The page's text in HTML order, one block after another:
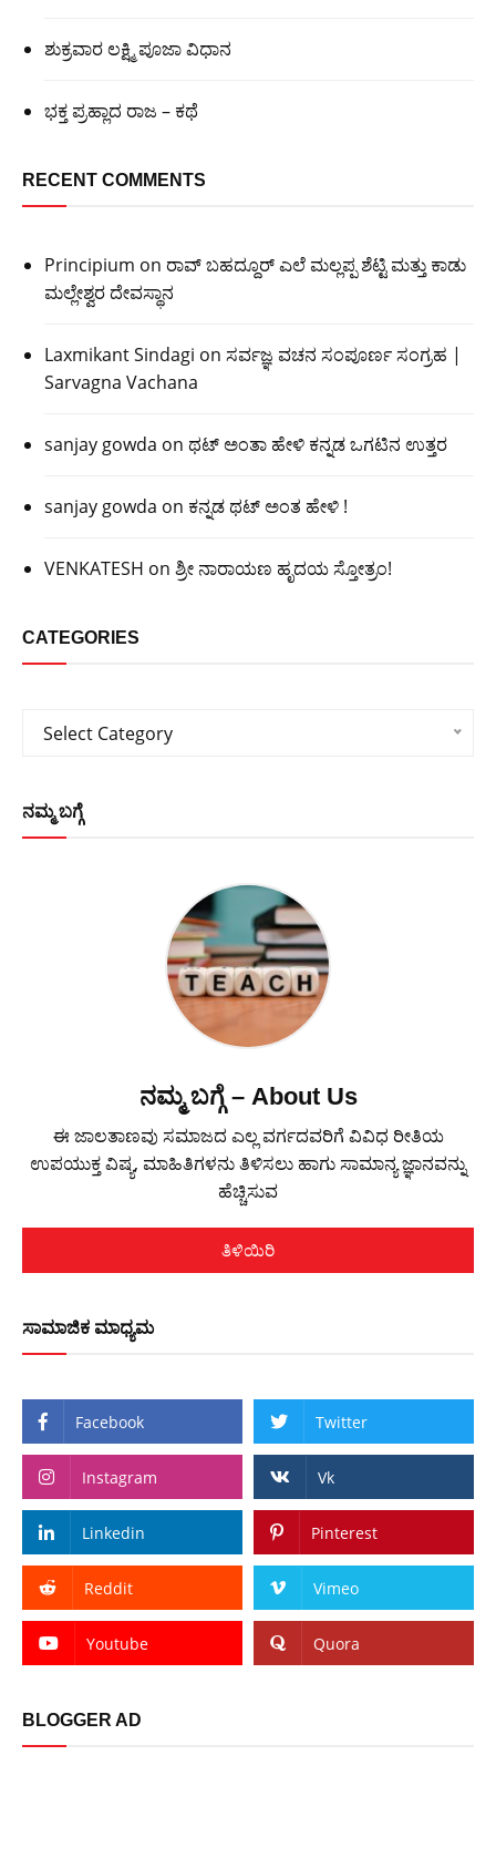
ಶುಕ್ರವಾರ ಲಕ್ಷ್ಮಿ ಪೂಜಾ ವಿಧಾನ
ಭಕ್ತ ಪ್ರಹ್ಲಾದ ರಾಜ – ಕಥೆ
RECENT COMMENTS
Principium on ರಾವ್ ಬಹದ್ದೂರ್ ಎಲೆ ಮಲ್ಲಪ್ಪ ಶೆಟ್ಟಿ ಮತ್ತು ಕಾಡು
ಮಲ್ಲೇಶ್ವರ ದೇವಸ್ಥಾನ
Laxmikant Sindagi on ಸರ್ವಜ್ಞ ವಚನ ಸಂಪೂರ್ಣ ಸಂಗ್ರಹ |
Sarvagna Vachana
sanjay gowda on ಥಟ್ ಅಂತಾ ಹೇಳಿ ಕನ್ನಡ ಒಗಟಿನ ಉತ್ತರ
sanjay gowda on ಕನ್ನಡ ಥಟ್ ಅಂತ ಹೇಳಿ !
VENKATESH on ಶ್ರೀ ನಾರಾಯಣ ಹೃದಯ ಸ್ತೋತ್ರಂ!
CATEGORIES
Categories
Select Category
ನಮ್ಮ ಬಗ್ಗೆ
ನಮ್ಮ ಬಗ್ಗೆ – About Us
ಈ ಜಾಲತಾಣವು ಸಮಾಜದ ಎಲ್ಲ ವರ್ಗದವರಿಗೆ ವಿವಿಧ ರೀತಿಯ
ಉಪಯುಕ್ತ ವಿಷ್ಯ, ಮಾಹಿತಿಗಳನು ತಿಳಿಸಲು ಹಾಗು ಸಾಮಾನ್ಯ ಜ್ಞಾನವನ್ನು
ಹೆಚ್ಚಿಸುವ
ತಿಳಿಯಿರಿ
ಸಾಮಾಜಿಕ ಮಾಧ್ಯಮ
Facebook Twitter
Instagram Vk
Linkedin Pinterest
Reddit Vimeo
Youtube Quora
BLOGGER AD